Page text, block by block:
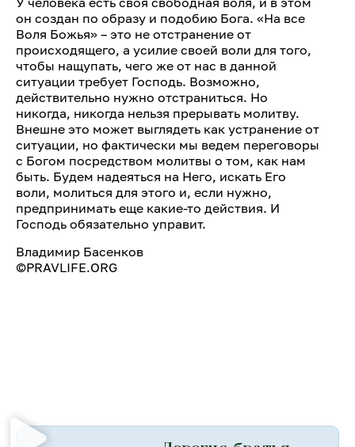
он создан по образу и подобию Бога. «На все
Воля Божья» – это не отстранение от
происходящего, а усилие своей воли для того,
чтобы нащупать, чего же от нас в данной
ситуации требует Господь. Возможно,
действительно нужно отстраниться. Но
никогда, никогда нельзя прерывать молитву.
Внешне это может выглядеть как устранение от
ситуации, но фактически мы ведем переговоры
с Богом посредством молитвы о том, как нам
быть. Будем надеяться на Него, искать Его
воли, молиться для этого и, если нужно,
предпринимать еще какие-то действия. И
Господь обязательно управит.
Владимир Басенков
©PRAVLIFE.ORG